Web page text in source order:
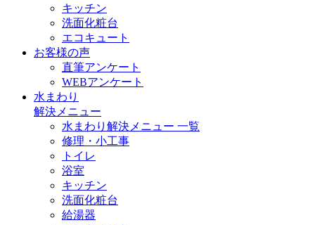
キッチン
洗面化粧台
エコキュート
お客様の声
直筆アンケート
WEBアンケート
水まわり
解決メニュー
水まわり解決メニュー 一覧
修理・小工事
トイレ
浴室
キッチン
洗面化粧台
給湯器